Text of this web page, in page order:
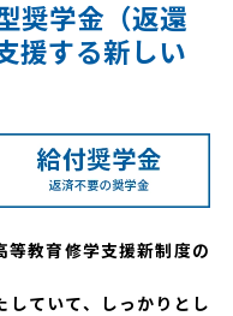
奨学金（返還
援する新しい
等教育修学支援新制度の
していて、しっかりとし